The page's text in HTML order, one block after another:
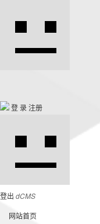
登 录注册
登出 dCMS
网站首页